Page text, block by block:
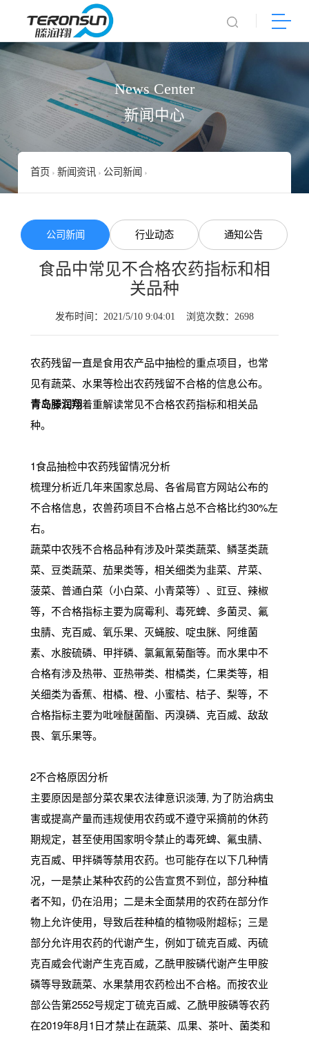
News Center
新闻中心
首页 新闻资讯 公司新闻 食品中常见不合格农药指标和相关品
公司新闻 行业动态 通知公告
食品中常见不合格农药指标和相
关品种
发布时间：2021/5/10 9:04:01 浏览次数：2698
农药残留一直是食用农产品中抽检的重点项目，也常
见有蔬菜、水果等检出农药残留不合格的信息公布。
青岛滕润翔着重解读常见不合格农药指标和相关品
种。
1食品抽检中农药残留情况分析
梳理分析近几年来国家总局、各省局官方网站公布的
不合格信息，农兽药项目不合格占总不合格比约30%左
右。
蔬菜中农残不合格品种有涉及叶菜类蔬菜、鳞茎类蔬
菜、豆类蔬菜、茄果类等，相关细类为韭菜、芹菜、
菠菜、普通白菜（小白菜、小青菜等）、豇豆、辣椒
等，不合格指标主要为腐霉利、毒死蜱、多菌灵、氟
虫腈、克百威、氧乐果、灭蝇胺、啶虫脒、阿维菌
素、水胺硫磷、甲拌磷、氯氟氰菊酯等。而水果中不
合格有涉及热带、亚热带类、柑橘类，仁果类等，相
关细类为香蕉、柑橘、橙、小蜜桔、桔子、梨等，不
合格指标主要为吡唑醚菌酯、丙溴磷、克百威、敌敌
畏、氧乐果等。
2不合格原因分析
主要原因是部分菜农果农法律意识淡薄, 为了防治病虫
害或提高产量而违规使用农药或不遵守采摘前的休药
期规定，甚至使用国家明令禁止的毒死蜱、氟虫腈、
克百威、甲拌磷等禁用农药。也可能存在以下几种情
况，一是禁止某种农药的公告宣贯不到位，部分种植
者不知，仍在沿用；二是未全面禁用的农药在部分作
物上允许使用，导致后茬种植的植物吸附超标；三是
部分允许用农药的代谢产生，例如丁硫克百威、丙硫
克百威会代谢产生克百威，乙酰甲胺磷代谢产生甲胺
磷等导致蔬菜、水果禁用农药检出不合格。而按农业
部公告第2552号规定丁硫克百威、乙酰甲胺磷等农药
在2019年8月1日才禁止在蔬菜、瓜果、茶叶、菌类和